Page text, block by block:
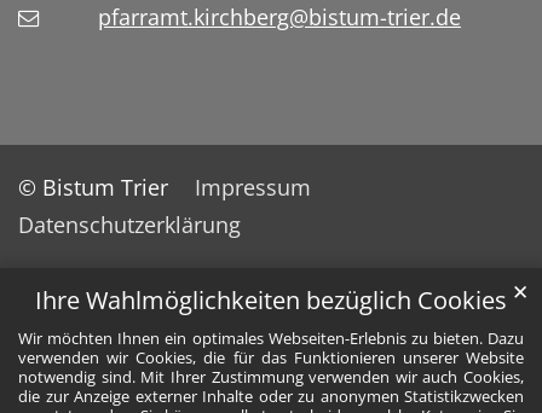
Ihre Wahlmöglichkeiten bezüglich Cookies
Wir möchten Ihnen ein optimales Webseiten-Erlebnis zu bieten. Dazu
verwenden wir Cookies, die für das Funktionieren unserer Website
notwendig sind. Mit Ihrer Zustimmung verwenden wir auch Cookies,
die zur Anzeige externer Inhalte oder zu anonymen Statistikzwecken
✕
pfarramt.kirchberg@bistum-trier.de
© Bistum Trier
Impressum
Datenschutzerklärung